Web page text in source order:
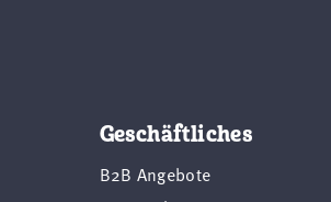
Geschäftliches
B2B Angebote